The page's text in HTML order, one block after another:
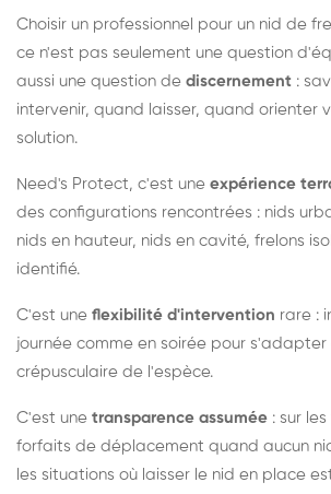
Choisir un professionnel pour un nid de
ce n'est pas seulement une question
aussi une question de discernement :
intervenir, quand laisser, quand orienter
solution.
Need's Protect, c'est une expérience
des configurations rencontrées : nids
nids en hauteur, nids en cavité, frelons
identifié.
C'est une flexibilité d'intervention rare :
journée comme en soirée pour
crépusculaire de l'espèce.
C'est une transparence assumée : sur
forfaits de déplacement quand aucun
les situations où laisser le nid en place